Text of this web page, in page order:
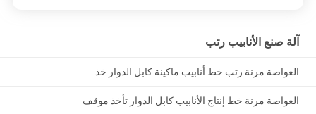
آلة صنع الأنابيب رتب
الغواصة مرنة رتب خط أنابيب ماكينة كابل الدوار خذ
الغواصة مرنة خط إنتاج الأنابيب كابل الدوار تأخذ موقف